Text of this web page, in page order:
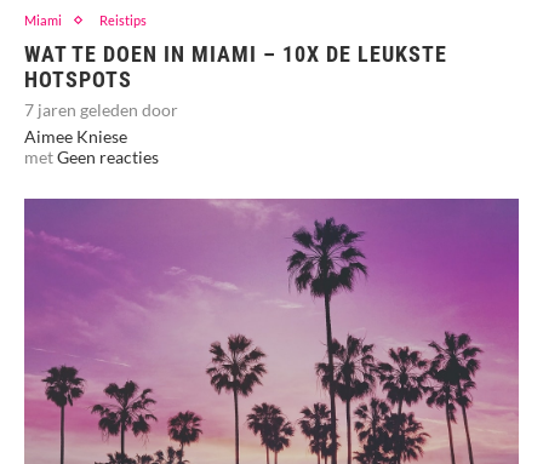
Miami Reistips
WAT TE DOEN IN MIAMI – 10X DE LEUKSTE
HOTSPOTS
7 jaren geleden door
Aimee Kniese
metGeen reacties